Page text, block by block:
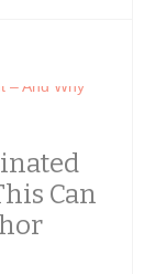
Can